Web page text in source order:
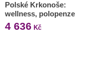
Polské Krkonoše:
wellness, polopenze
4 636 Kč